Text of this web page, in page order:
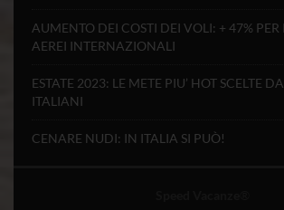
AUMENTO DEI COSTI DEI VOLI: + 47% PER
AEREI INTERNAZIONALI
ESTATE 2023: LE METE PIU’ HOT SCELTE
ITALIANI
CENARE NUDI: IN ITALIA SI PUÒ!